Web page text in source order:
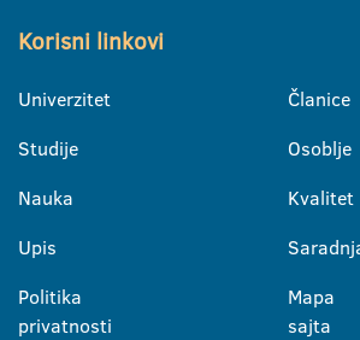
Korisni linkovi
Univerzitet
Studije
Nauka
Upis
Politika
privatnosti
Članice
Osoblje
Kvalitet
Mapa
sajta